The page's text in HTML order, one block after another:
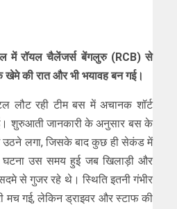
में रॉयल चैलेंजर्स बेंगलुरु (RCB) से
खेमे की रात और भी भयावह बन गई।
लौट रही टीम बस में अचानक शॉर्ट
शुरुआती जानकारी के अनुसार बस के
लगा, जिसके बाद कुछ ही सेकंड में
उस समय हुई जब खिलाड़ी और
से गुजर रहे थे। स्थिति इतनी गंभीर
मच गई, लेकिन ड्राइवर और स्टाफ की